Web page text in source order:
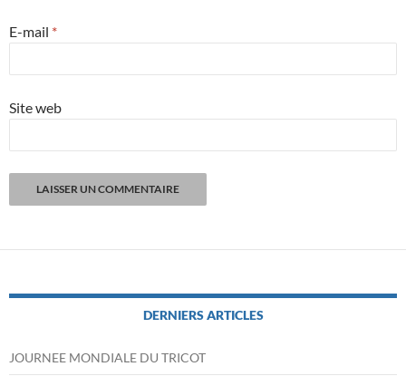
E-mail *
Site web
DERNIERS ARTICLES
JOURNEE MONDIALE DU TRICOT